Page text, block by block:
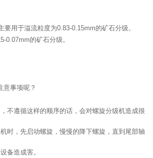
用于溢流粒度为0.83-0.15mm的矿石分级。
0.07mm的矿石分级。
意事项呢？
不遵循这样的顺序的话，会对螺旋分级机造成很
时，先启动螺旋，慢慢的降下螺旋，直到尾部轴
备造成害。